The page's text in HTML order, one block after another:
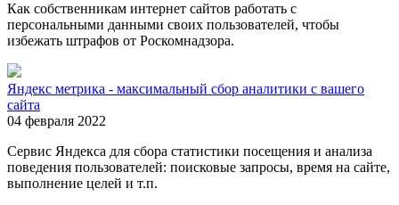
Как собственникам интернет сайтов работать с
персональными данными своих пользователей, чтобы
избежать штрафов от Роскомнадзора.
Яндекс метрика - максимальный сбор аналитики с вашего
сайта
04 февраля 2022
Сервис Яндекса для сбора статистики посещения и анализа
поведения пользователей: поисковые запросы, время на сайте,
выполнение целей и т.п.